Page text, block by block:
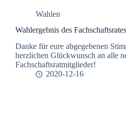
Wahlen
Wahlergebnis des
Danke für eure abgegebenen
herzlichen Glückwunsch an alle
Fachschaftsratmitglieder!
2020-12-16